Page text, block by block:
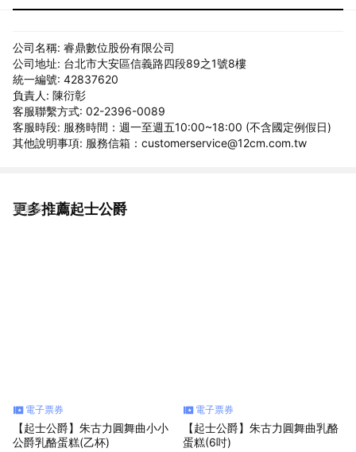
公司名稱: 睿鼎數位股份有限公司
公司地址: 台北市大安區信義路四段89之1號8樓
統一編號: 42837620
負責人: 陳衍彰
客服聯繫方式: 02-2396-0089
客服時段: 服務時間：週一至週五10:00~18:00 (不含國定例假日)
其他說明事項: 服務信箱：customerservice@12cm.com.tw
更多推薦起士公爵
看更多
電子票券
【起士公爵】朱古力圓舞曲小小
公爵乳酪蛋糕(乙杯)
電子票券
【起士公爵】朱古力圓舞曲乳酪
蛋糕(6吋)